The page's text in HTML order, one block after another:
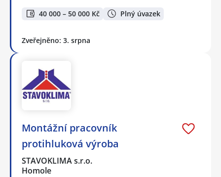
40 000 – 50 000 Kč Plný úvazek
Zveřejněno: 3. srpna
Montážní pracovník
protihluková výroba
STAVOKLIMA s.r.o.
Homole